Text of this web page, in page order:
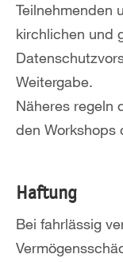
Teilnehmenden
kirchlichen und
Weitergabe.
Näheres regeln
den Workshops
Haftung
Bei fahrlässig